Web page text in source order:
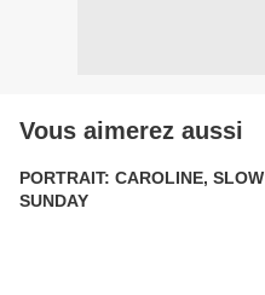
Vous aimerez aussi
PORTRAIT: CAROLINE, SLOW
SUNDAY